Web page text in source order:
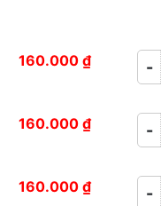
160.000 ₫ -
160.000 ₫ -
160.000 ₫ -